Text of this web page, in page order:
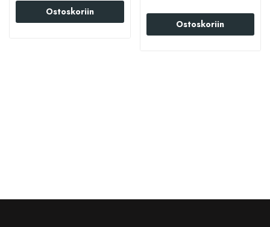
Ostoskoriin
Ostoskoriin